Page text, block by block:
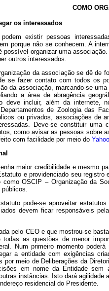
COMO
os interessados
podem existir pessoas
porque não se conhecem. A
possível organizar uma
outros interessados.
da associação se dê de
se fazer contato com todos os
da associação, marcando-se
a área de abragência
deve incluir, além da internete,
de Zoologia das
ou privados, associações de
Deve-se constituir uma
como avisar as pessoas sobre
com facilidade por meio do
maior credibilidade e mesmo
e providenciado seu
como OSCIP – Organização da
públicos.
pode-se aproveitar
devem ficar responsáveis
pelo CEO e que mostrou-se
todas as questões de menor
Num primeiro momento
a entidade com exigências
por meio de Deliberações da
em nome da Entidade
instâncias. Isto dará
residencial do Presidente.